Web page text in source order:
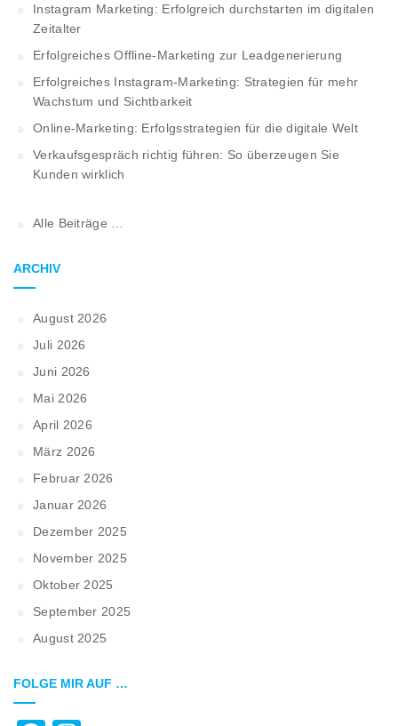
Instagram Marketing: Erfolgreich durchstarten im digitalen
Zeitalter
Erfolgreiches Offline-Marketing zur Leadgenerierung
Erfolgreiches Instagram-Marketing: Strategien für mehr
Wachstum und Sichtbarkeit
Online-Marketing: Erfolgsstrategien für die digitale Welt
Verkaufsgespräch richtig führen: So überzeugen Sie
Kunden wirklich
Alle Beiträge …
ARCHIV
August 2026
Juli 2026
Juni 2026
Mai 2026
April 2026
März 2026
Februar 2026
Januar 2026
Dezember 2025
November 2025
Oktober 2025
September 2025
August 2025
FOLGE MIR AUF …